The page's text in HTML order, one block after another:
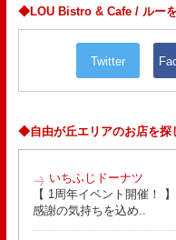
◆LOU Bistro & Cafe / ルー
Twitter
◆自由が丘エリアのお店を探
いちふじドーナツ
【 1周年イベント開催！
感謝の気持ちを込め..